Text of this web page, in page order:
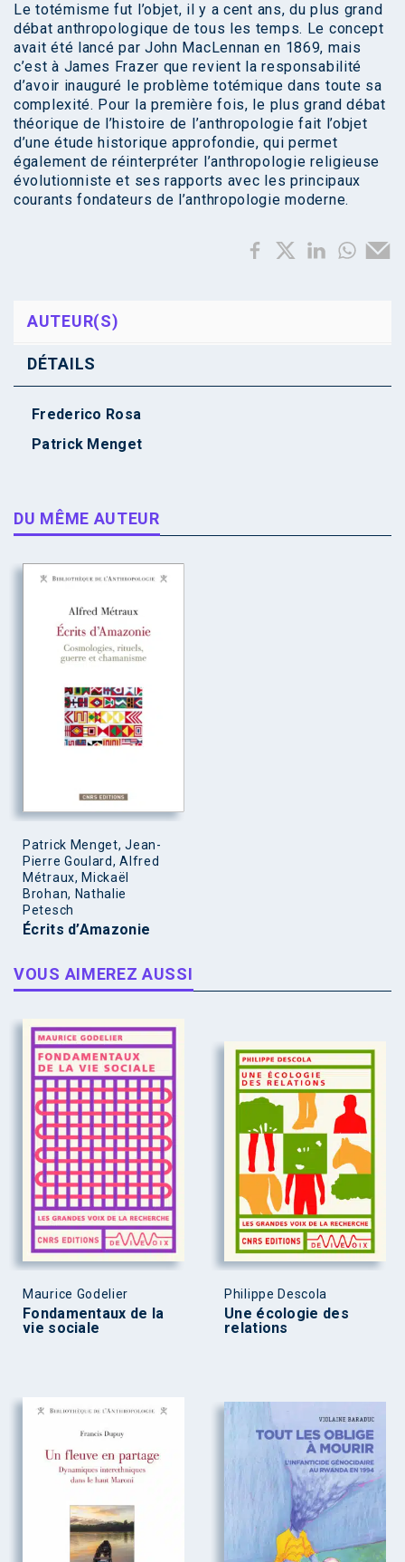
Le totémisme fut l’objet, il y a cent ans, du plus grand
débat anthropologique de tous les temps. Le concept
avait été lancé par John MacLennan en 1869, mais
c’est à James Frazer que revient la responsabilité
d’avoir inauguré le problème totémique dans toute sa
complexité. Pour la première fois, le plus grand débat
théorique de l’histoire de l’anthropologie fait l’objet
d’une étude historique approfondie, qui permet
également de réinterpréter l’anthropologie religieuse
évolutionniste et ses rapports avec les principaux
courants fondateurs de l’anthropologie moderne.
AUTEUR(S)
DÉTAILS
Frederico Rosa
Patrick Menget
DU MÊME AUTEUR
Patrick Menget, Jean-
Pierre Goulard, Alfred
Métraux, Mickaël
Brohan, Nathalie
Petesch
Écrits d’Amazonie
VOUS AIMEREZ AUSSI
Maurice Godelier
Fondamentaux de la
vie sociale
Philippe Descola
Une écologie des
relations